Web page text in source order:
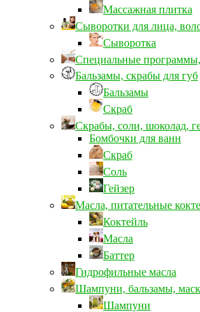
Массажная плитка
Сыворотки для лица,
Сыворотка
Специальные
Бальзамы, скрабы для губ
Бальзамы
Скраб
Скрабы, соли, шоколад,
Бомбочки для ванн
Скраб
Соль
Гейзер
Масла, питательные
Коктейль
Масла
Баттер
Гидрофильные масла
Шампуни, бальзамы,
Шампуни